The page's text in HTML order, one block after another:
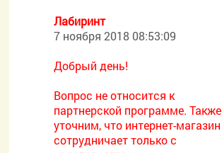
Лабиринт
7 ноября 2018 08:53:09
Добрый день!
Вопрос не относится к
партнерской программе. Также
уточним, что интернет-магазин
сотрудничает только с